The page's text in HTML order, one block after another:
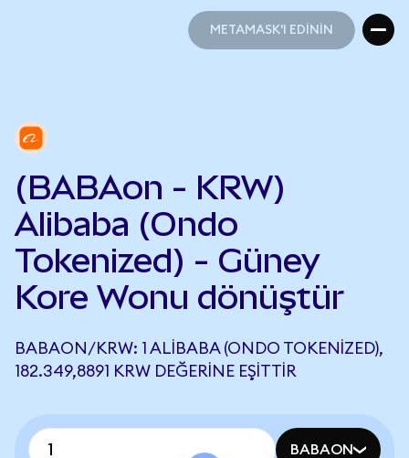
METAMASK'I EDİNİN
(BABAon - KRW)
Alibaba (Ondo
Tokenized) - Güney
Kore Wonu dönüştür
BABAON/KRW: 1 ALIBABA (ONDO TOKENIZED),
182.349,8891 KRW DEĞERINE EŞITTIR
BABAON